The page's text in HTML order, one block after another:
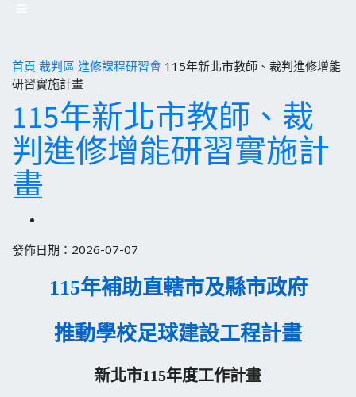
首頁 裁判區 進修課程研習會 115年新北市教師、裁判進修增能
研習實施計畫
115年新北市教師、裁
判進修增能研習實施計
畫
發佈日期：2026-07-07
115年補助直轄市及縣市政府
推動學校足球建設工程計畫
新北市115年度工作計畫